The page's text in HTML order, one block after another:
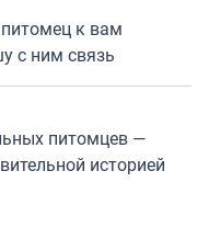
к вам
с ним связь
питомцев —
историей